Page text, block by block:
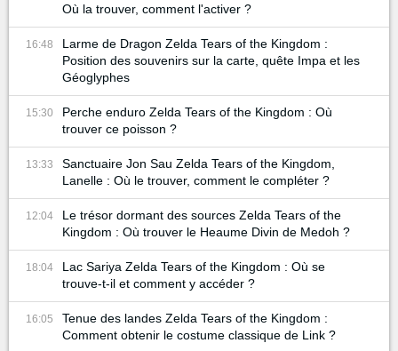
Où la trouver, comment l'activer ?
16:48
Larme de Dragon Zelda Tears of the Kingdom :
Position des souvenirs sur la carte, quête Impa et les
Géoglyphes
15:30
Perche enduro Zelda Tears of the Kingdom : Où
trouver ce poisson ?
13:33
Sanctuaire Jon Sau Zelda Tears of the Kingdom,
Lanelle : Où le trouver, comment le compléter ?
12:04
Le trésor dormant des sources Zelda Tears of the
Kingdom : Où trouver le Heaume Divin de Medoh ?
18:04
Lac Sariya Zelda Tears of the Kingdom : Où se
trouve-t-il et comment y accéder ?
16:05
Tenue des landes Zelda Tears of the Kingdom :
Comment obtenir le costume classique de Link ?